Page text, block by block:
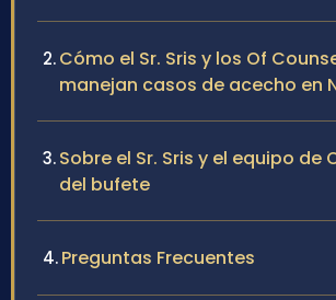
Cómo el Sr. Sris y los Of
manejan casos de acecho en
Sobre el Sr. Sris y el equipo de
del bufete
Preguntas Frecuentes